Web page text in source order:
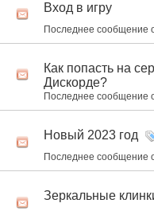
Вход в игру
Последнее сообщение
Как попасть на
Дискорде?
Последнее сообщение
Новый 2023 год
Последнее сообщение
Зеркальные